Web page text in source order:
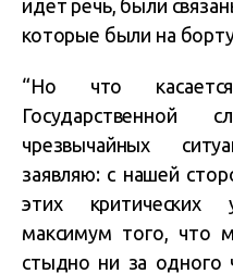
идет речь, были
которые были на
“Но что
чрезвычайных
заявляю: с нашей
этих критических
максимум того, что
стыдно ни за одного